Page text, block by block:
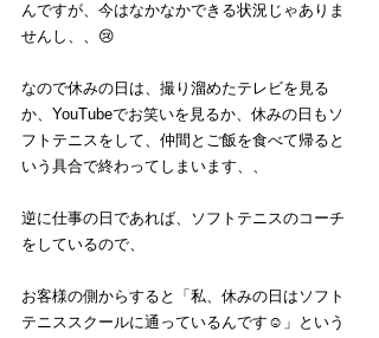
んですが、今はなかなかできる状況じゃありま
せんし、、😢
なので休みの日は、撮り溜めたテレビを見る
か、YouTubeでお笑いを見るか、休みの日もソ
フトテニスをして、仲間とご飯を食べて帰ると
いう具合で終わってしまいます、、
逆に仕事の日であれば、ソフトテニスのコーチ
をしているので、
お客様の側からすると「私、休みの日はソフト
テニススクールに通っているんです☺️」という